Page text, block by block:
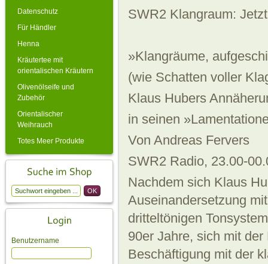
Datenschutz
Für Händler
Henna
Kräutertee mit
orientalischen Kräutern
Olivenölseife und
Zubehör
Orientalischer
Weihrauch
Totes Meer Produkte
Benutzername
SWR2 Klangraum:
»Klangräume,
(wie Schatten voller
Klaus Hubers
in seinen
Von Andreas Fervers
SWR2 Radio, 23.00-
Nachdem sich Klaus
Auseinandersetzung
dritteltönigen
90er Jahre, sich mit
Beschäftigung mit der